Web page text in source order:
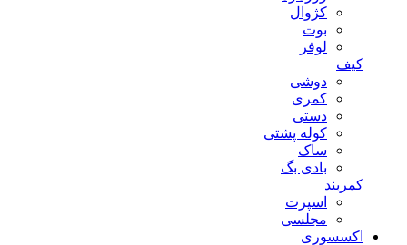
کژوال
بوت
لوفر
کیف
دوشی
کمری
دستی
کوله پشتی
ساک
بادی بگ
کمربند
اسپرت
مجلسی
اکسسوری